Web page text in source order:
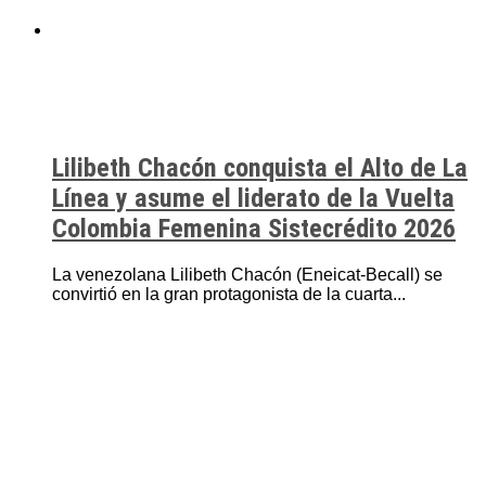
Lilibeth Chacón conquista el Alto de La
Línea y asume el liderato de la Vuelta
Colombia Femenina Sistecrédito 2026
La venezolana Lilibeth Chacón (Eneicat-Becall) se
convirtió en la gran protagonista de la cuarta...